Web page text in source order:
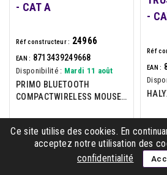
- CAT A
Réf constructeur : 24966
EAN : 8713439249668
Disponibilité : Mardi 11 août
PRIMO BLUETOOTH
COMPACTWIRELESS MOUSE -
-
Réf
EAN :
Ce site utilise des cookies. En
acceptez notre utilisation des
confidentialité